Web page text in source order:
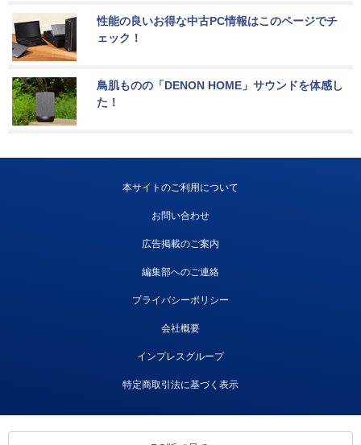
性能の良いお得な中古PC情報はこのページでチ
ェック！
鳥肌ものの「DENON HOME」サウンドを体感し
た！
本サイトのご利用について
お問い合わせ
広告掲載のご案内
編集部へのご連絡
プライバシーポリシー
会社概要
インプレスグループ
特定商取引法に基づく表示